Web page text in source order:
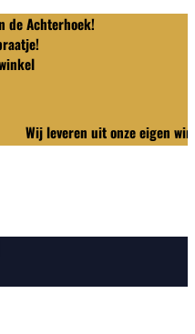
de Achterhoek!
Wij leveren uit onze eigen